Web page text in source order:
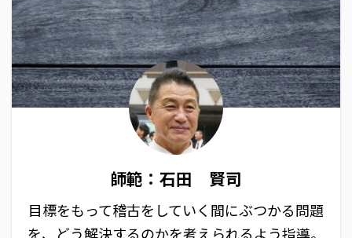
師範：石田 賢司
目標をもって稽古をしていく間にぶつかる問題
を、どう解決するのかを考えられるよう指導。